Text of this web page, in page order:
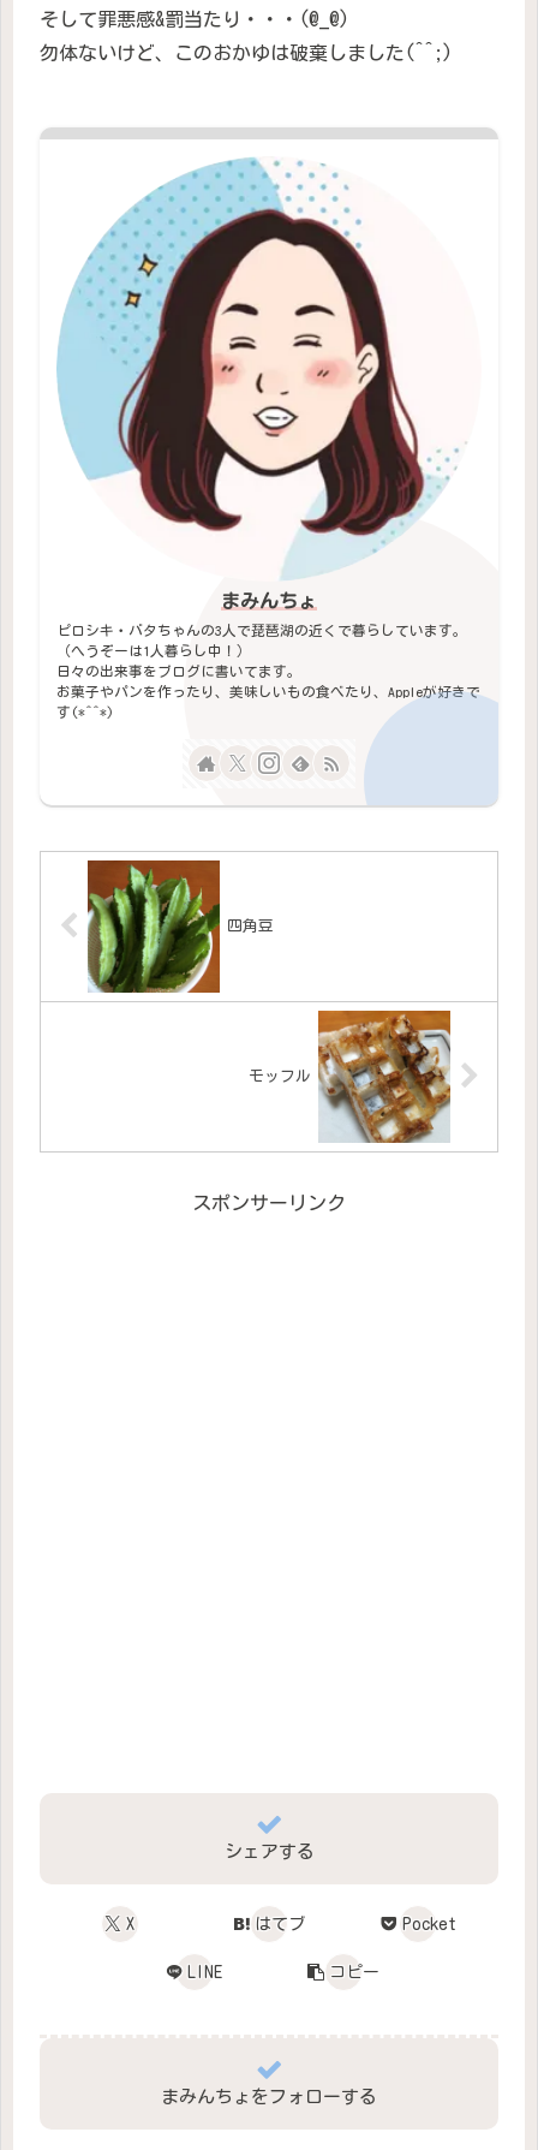
そして罪悪感&罰当たり・・・(@_@)
勿体ないけど、このおかゆは破棄しました(^^;)
まみんちょ
ピロシキ・バタちゃんの3人で琵琶湖の近くで暮らしています。
（へうぞーは1人暮らし中！）
日々の出来事をブログに書いてます。
お菓子やパンを作ったり、美味しいもの食べたり、Appleが好きで
す(*^^*)
四角豆
モッフル
スポンサーリンク
シェアする
X はてブ Pocket
LINE コピー
まみんちょをフォローする